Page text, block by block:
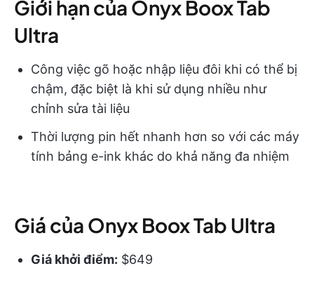
Giới hạn của Onyx Boox Tab
Ultra
Công việc gõ hoặc nhập liệu đôi khi có thể bị
chậm, đặc biệt là khi sử dụng nhiều như
chỉnh sửa tài liệu
Thời lượng pin hết nhanh hơn so với các máy
tính bảng e-ink khác do khả năng đa nhiệm
Giá của Onyx Boox Tab Ultra
Giá khởi điểm: $649